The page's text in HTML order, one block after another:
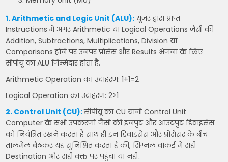
1. Arithmetic and Logic Unit (ALU): यूज़र द्वारा प्राप्त
Instructions में अगर Arithmetic या Logical Operations जैसी की
Addition, Subtractions, Multiplications, Division या
Comparisons होने पर उनपर प्रोसेस और Results भेजना के लिए
सीपीयू का ALU जिम्मेदार होता है.
Arithmetic Operation का उदाहरण: 1+1=2
Logical Operation का उदाहरण: 2>1
2. Control Unit (CU):सीपीयू का CU यानी Control Unit
Computer के सभी उपकरणों जैसी की इनपुट और आउटपुट डिवाइसेस
को नियंत्रित रखने करता है साथ ही इन डिवाइसेस और प्रोसेसर के बीच
तालमेल बैठकर यह सुनिश्चित करता है की, सिग्नल वाकई में सही
Destination और सही वक्त पर पहुंचा या नहीं.